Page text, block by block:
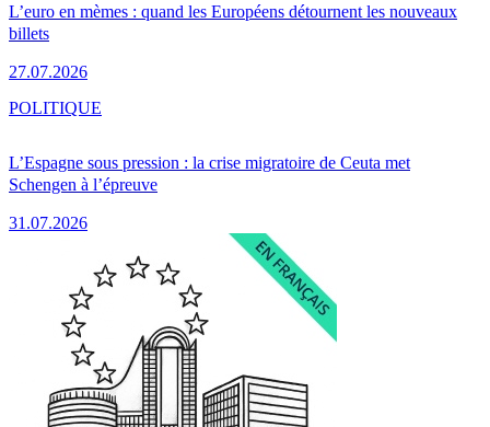
L’euro en mèmes : quand les Européens détournent les nouveaux
billets
27.07.2026
L’Espagne sous pression : la crise migratoire de Ceuta met
Schengen à l’épreuve
31.07.2026
POLITIQUE